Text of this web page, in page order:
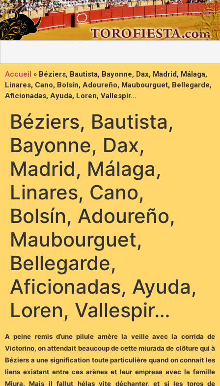
Accueil » Béziers, Bautista, Bayonne, Dax, Madrid, Málaga,
Linares, Cano, Bolsín, Adoureño, Maubourguet, Bellegarde,
Aficionadas, Ayuda, Loren, Vallespir…
Béziers, Bautista,
Bayonne, Dax,
Madrid, Málaga,
Linares, Cano,
Bolsín, Adoureño,
Maubourguet,
Bellegarde,
Aficionadas, Ayuda,
Loren, Vallespir…
A peine remis d’une pilule amère la veille avec la corrida de
Victorino, on attendait beaucoup de cette miurada de clôture qui à
Béziers a une signification toute particulière quand on connait les
liens existant entre ces arènes et leur empresa avec la famille
Miura. Mais il fallut hélas vite déchanter, et si les toros de